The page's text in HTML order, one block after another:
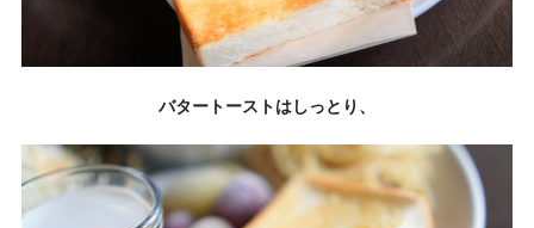
バタートーストはしっとり 、